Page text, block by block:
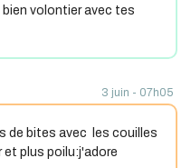
bien volontier avec tes
3 juin - 07h05
de bites avec les couilles
et plus poilu:j'adore